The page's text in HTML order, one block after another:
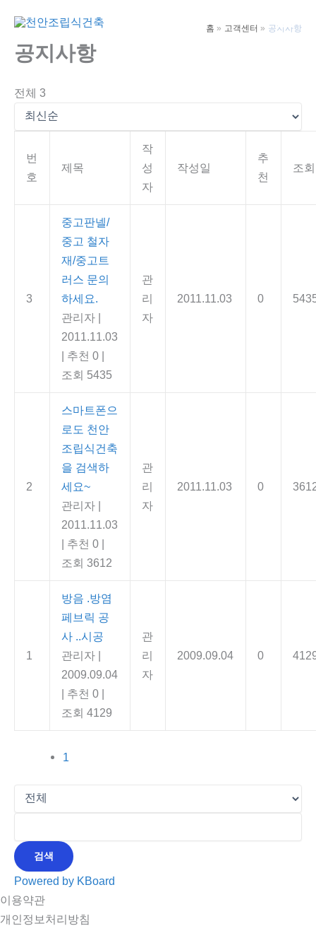
Main
홈 고객센터 공지사항
공지사항
전체 3
번
호
제목
작
성
자
작성일
추
천
조회
3
중고판넬/
중고 철자
재/중고트
러스 문의
하세요.
관리자 |
2011.11.03
| 추천 0 |
조회 5435
관
리
자
2011.11.03 0
2
스마트폰으
로도 천안
조립식건축
을 검색하
세요~
관리자 |
2011.11.03
| 추천 0 |
조회 3612
관
리
자
2011.11.03 0
1
방음 .방염
페브릭 공
사 ..시공
관리자 |
2009.09.04
| 추천 0 |
조회 4129
관
리
자
2009.09.04 0
1
검색
Powered by KBoard
이용약관
개인정보처리방침